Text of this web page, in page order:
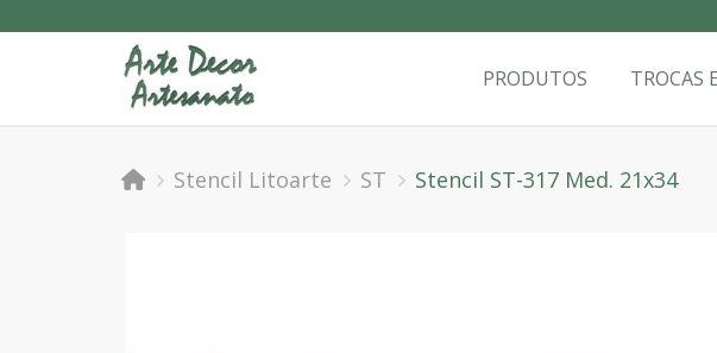
PRODUTOS TROCAS
Stencil Litoarte ST Stencil ST-317 Med. 21x34